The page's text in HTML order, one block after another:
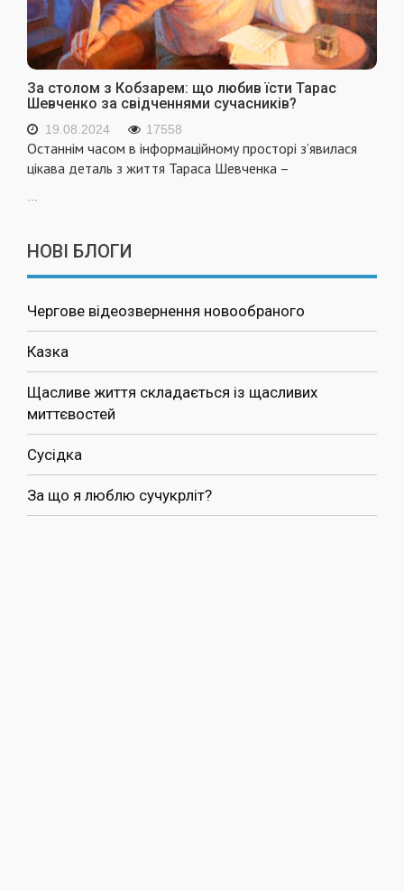
За столом з Кобзарем: що любив їсти Тарас
Шевченко за свідченнями сучасників?
19.08.2024 17558
Останнім часом в інформаційному просторі з’явилася
цікава деталь з життя Тараса Шевченка –
НОВІ БЛОГИ
Чергове відеозвернення новообраного
Казка
Щасливе життя складається із щасливих
миттєвостей
Сусідка
За що я люблю сучукрліт?